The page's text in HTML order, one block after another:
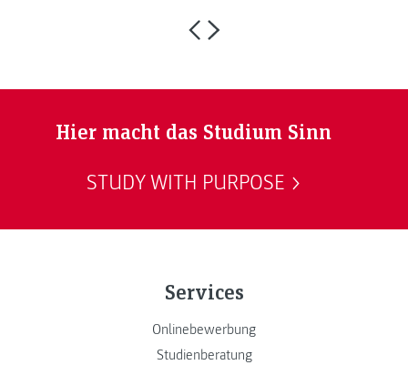
Hier macht das Studium Sinn
STUDY WITH PURPOSE
Services
Onlinebewerbung
Studienberatung